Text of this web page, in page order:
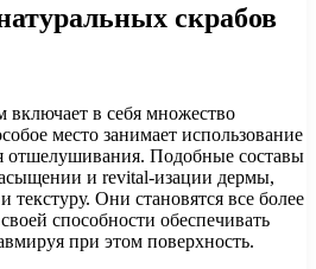
скрабов
в себя множество
место занимает использование
отшелушивания. Подобные составы
и revital-изации дермы,
Они становятся все более
способности обеспечивать
при этом поверхность.